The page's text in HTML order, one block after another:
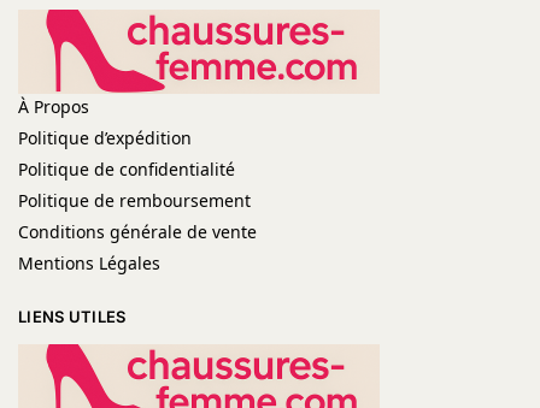
À Propos
Politique d’expédition
Politique de confidentialité
Politique de remboursement
Conditions générale de vente
Mentions Légales
LIENS UTILES